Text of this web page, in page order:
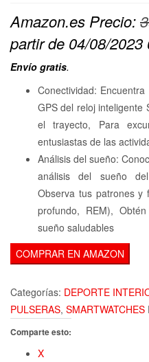
Amazon.es Precio:
partir de 04/08/2023
Envío gratis.
Conectividad:
GPS del reloj inteligente
el trayecto, Para
entusiastas de las
Análisis del sueño:
análisis del sueño
Observa tus patrones y
profundo, REM),
sueño saludables
COMPRAR EN AMAZON
Categorías: DEPORTE
PULSERAS, SMARTWATCHES
Comparte esto:
X